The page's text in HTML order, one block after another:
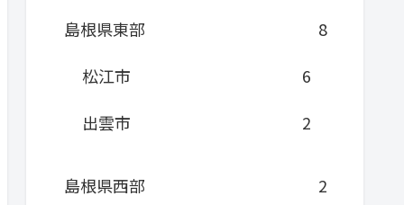
島根県東部
8
松江市
6
出雲市
2
島根県西部 2